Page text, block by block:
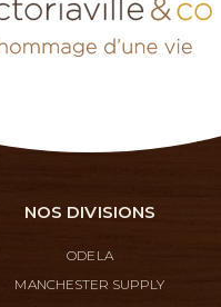
NOS DIVISIONS
ODELA
MANCHESTER SUPPLY